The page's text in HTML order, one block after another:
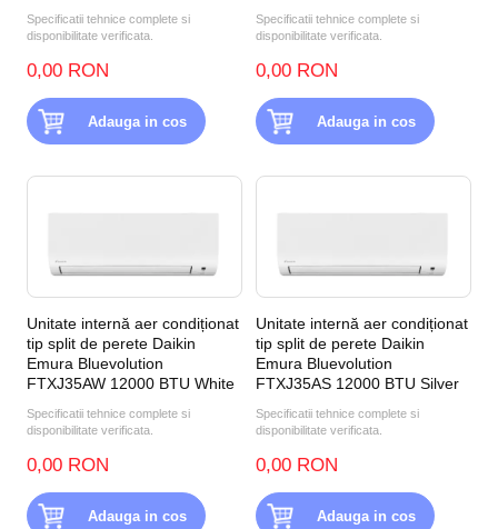
Specificatii tehnice complete si
disponibilitate verificata.
0,00 RON
Adauga in cos
Specificatii tehnice complete si
disponibilitate verificata.
0,00 RON
Adauga in cos
Unitate internă aer condiționat
tip split de perete Daikin
Emura Bluevolution
FTXJ35AW 12000 BTU White
Specificatii tehnice complete si
disponibilitate verificata.
0,00 RON
Adauga in cos
Unitate internă aer condiționat
tip split de perete Daikin
Emura Bluevolution
FTXJ35AS 12000 BTU Silver
Specificatii tehnice complete si
disponibilitate verificata.
0,00 RON
Adauga in cos